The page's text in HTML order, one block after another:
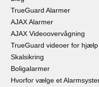
TrueGuard Alarmer
AJAX Alarmer
AJAX Videoovervågning
TrueGuard videoer for hjælp
Skalsikring
Boligalarmer
Hvorfor vælge et